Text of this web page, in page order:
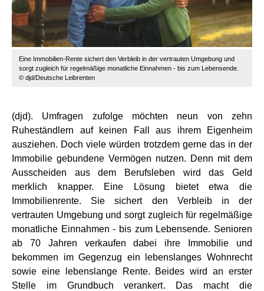
Eine Immobilien-Rente sichert den Verbleib in der vertrauten Umgebung und
sorgt zugleich für regelmäßige monatliche Einnahmen - bis zum Lebensende.
© djd/Deutsche Leibrenten
(djd). Umfragen zufolge möchten neun von zehn
Ruheständlern auf keinen Fall aus ihrem Eigenheim
ausziehen. Doch viele würden trotzdem gerne das in der
Immobilie gebundene Vermögen nutzen. Denn mit dem
Ausscheiden aus dem Berufsleben wird das Geld
merklich knapper. Eine Lösung bietet etwa die
Immobilienrente. Sie sichert den Verbleib in der
vertrauten Umgebung und sorgt zugleich für regelmäßige
monatliche Einnahmen - bis zum Lebensende. Senioren
ab 70 Jahren verkaufen dabei ihre Immobilie und
bekommen im Gegenzug ein lebenslanges Wohnrecht
sowie eine lebenslange Rente. Beides wird an erster
Stelle im Grundbuch verankert. Das macht die